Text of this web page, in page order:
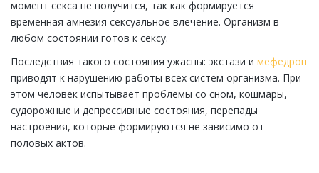
момент секса не получится, так как формируется
временная амнезия сексуальное влечение. Организм в
любом состоянии готов к сексу.
Последствия такого состояния ужасны: экстази и мефедрон
приводят к нарушению работы всех систем организма. При
этом человек испытывает проблемы со сном, кошмары,
судорожные и депрессивные состояния, перепады
настроения, которые формируются не зависимо от
половых актов.